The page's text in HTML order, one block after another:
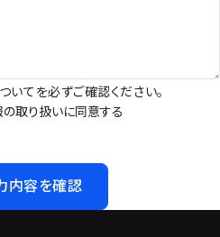
いてを必ずご確認ください。
の取り扱いに同意する
内容を確認